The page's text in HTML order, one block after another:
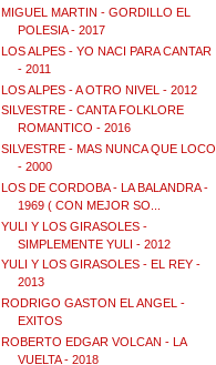
MIGUEL MARTIN - GORDILLO EL
POLESIA - 2017
LOS ALPES - YO NACI PARA CANTAR
- 2011
LOS ALPES - A OTRO NIVEL - 2012
SILVESTRE - CANTA FOLKLORE
ROMANTICO - 2016
SILVESTRE - MAS NUNCA QUE LOCO
- 2000
LOS DE CORDOBA - LA BALANDRA -
1969 ( CON MEJOR SO...
YULI Y LOS GIRASOLES -
SIMPLEMENTE YULI - 2012
YULI Y LOS GIRASOLES - EL REY -
2013
RODRIGO GASTON EL ANGEL -
EXITOS
ROBERTO EDGAR VOLCAN - LA
VUELTA - 2018